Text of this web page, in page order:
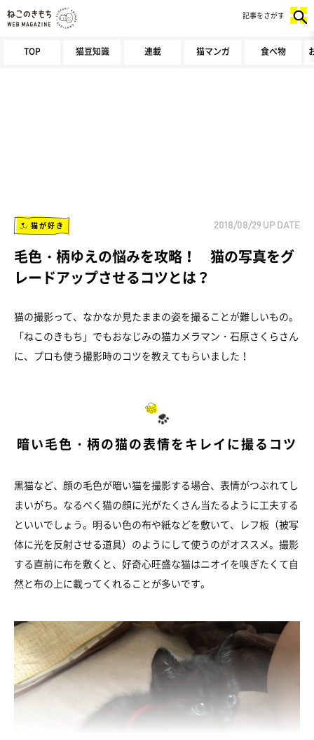
TOP 猫豆知識 連載 猫マンガ 食べ物
記事をさがす
猫が好き 2018/08/29 UP DATE
毛色・柄ゆえの悩みを攻略！ 猫の写真をグ
レードアップさせるコツとは？
猫の撮影って、なかなか見たままの姿を撮ることが難しいもの。
「ねこのきもち」でもおなじみの猫カメラマン・石原さくらさん
に、プロも使う撮影時のコツを教えてもらいました！
暗い毛色・柄の猫の表情をキレイに撮るコツ
黒猫など、顔の毛色が暗い猫を撮影する場合、表情がつぶれてし
まいがち。なるべく猫の顔に光がたくさん当たるように工夫する
といいでしょう。明るい色の布や紙などを敷いて、レフ板（被写
体に光を反射させる道具）のようにして使うのがオススメ。撮影
する直前に布を敷くと、好奇心旺盛な猫はニオイを嗅ぎたくて自
然と布の上に載ってくれることが多いです。